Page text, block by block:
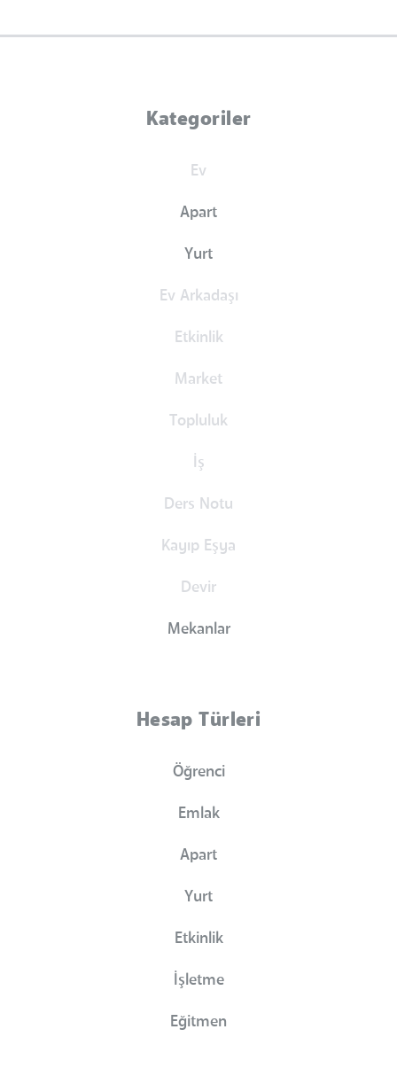
Kategoriler
Ev
Apart
Yurt
Ev Arkadaşı
Etkinlik
Market
Topluluk
İş
Ders Notu
Kayıp Eşya
Devir
Mekanlar
Hesap Türleri
Öğrenci
Emlak
Apart
Yurt
Etkinlik
İşletme
Eğitmen